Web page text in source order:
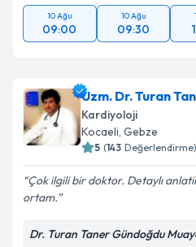
kapsamda işlenmesini
10 Ağu
09:00
10 Ağu
09:30
Uzm. Dr. Turan
Kardiyoloji
Kocaeli, Gebze
5 (143 Değerlendirme)
Çok ilgili bir doktor. Detaylı
ortam.
Dr. Turan Taner Gündoğdu